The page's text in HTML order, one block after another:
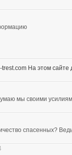
На этом сайте
мы своими
спасенных?